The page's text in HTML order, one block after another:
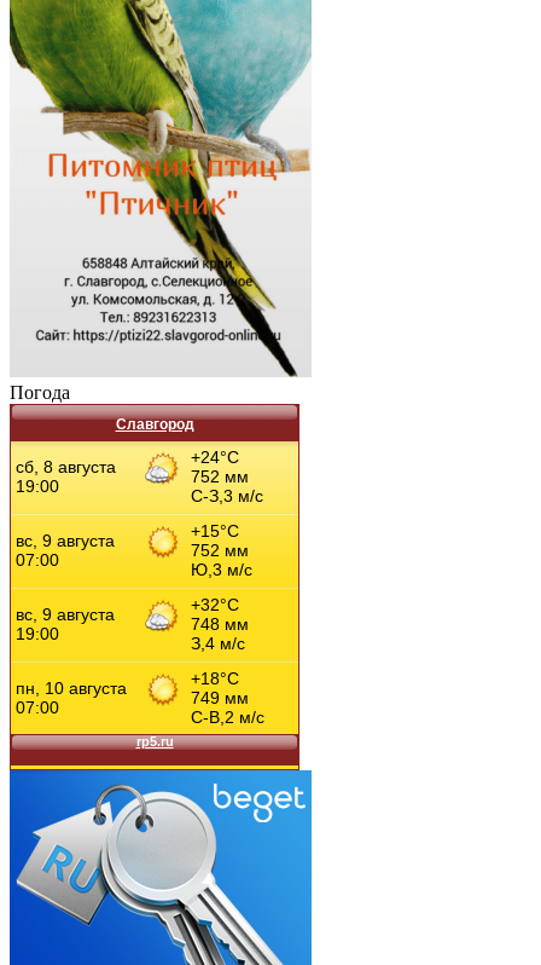
Погода
Славгород